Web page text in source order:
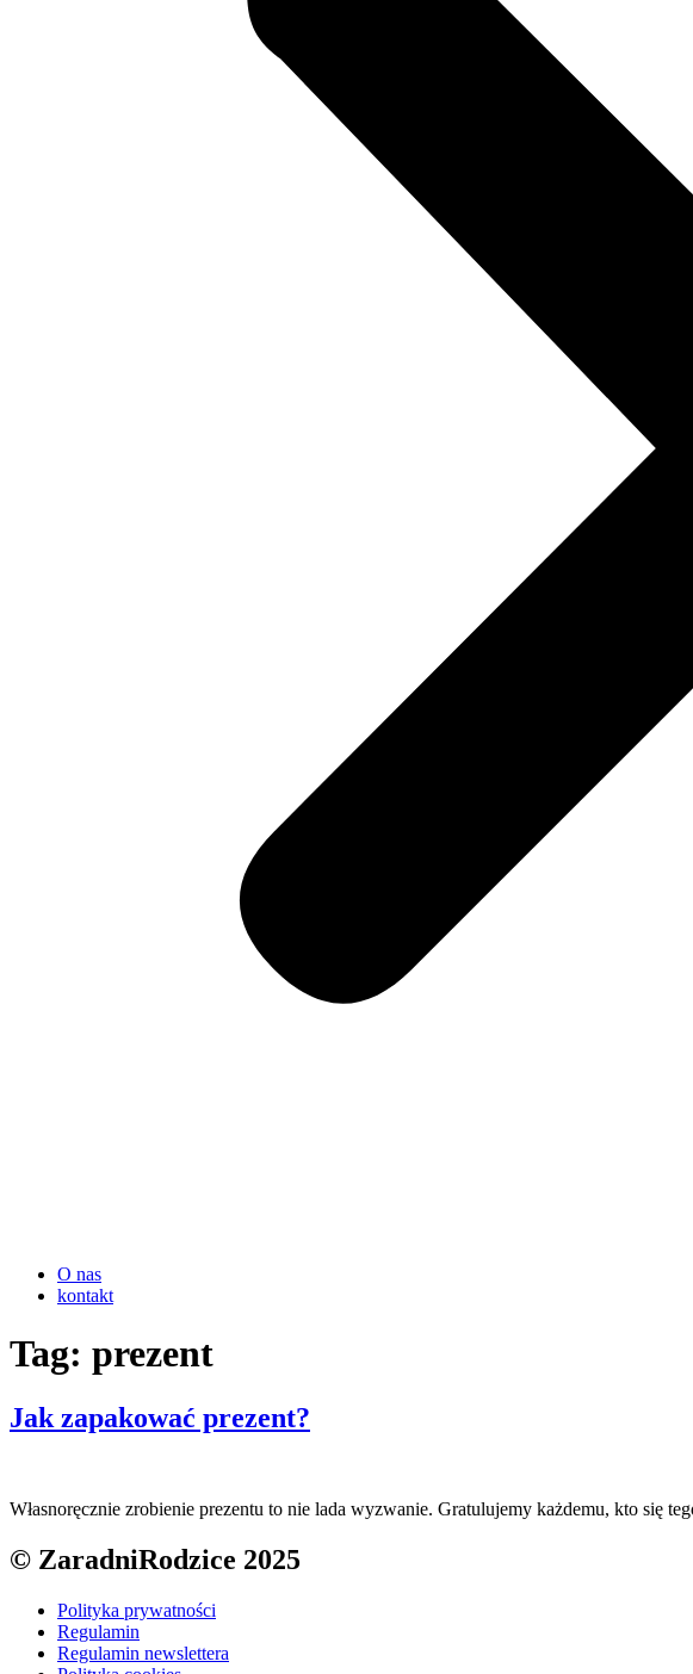
O nas
kontakt
Tag: prezent
Jak zapakować prezent?
Własnoręcznie zrobienie prezentu to nie lada wyzwanie. Gratulujemy każdemu, kto się
© ZaradniRodzice 2025
Polityka prywatności
Regulamin
Regulamin newslettera